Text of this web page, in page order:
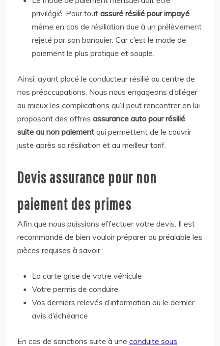
privilégié. Pour tout assuré résilié pour impayé
même en cas de résiliation due à un prélèvement
rejeté par son banquier. Car c’est le mode de
paiement le plus pratique et souple.
Ainsi, ayant placé le conducteur résilié au centre de
nos préoccupations. Nous nous engageons d’alléger
au mieux les complications qu’il peut rencontrer en lui
proposant des offres assurance auto pour résilié
suite au non paiement qui permettent de le couvrir
juste après sa résiliation et au meilleur tarif.
Devis assurance pour non
paiement des primes
Afin que nous puissions effectuer votre devis. Il est
recommandé de bien vouloir préparer au préalable les
pièces requises à savoir :
La carte grise de votre véhicule
Votre permis de conduire
Vos derniers relevés d’information ou le dernier
avis d’échéance
En cas de sanctions suite à une conduite sous